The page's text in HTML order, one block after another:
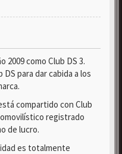
2009 como Club DS 3.
para dar cabida a los
compartido con Club
registrado
de lucro.
es totalmente